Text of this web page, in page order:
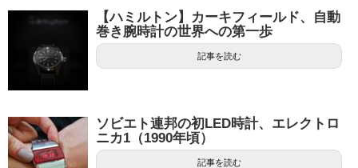
【ハミルトン】カーキフィールド、自動
巻き腕時計の世界への第一歩
記事を読む
ソビエト連邦の初LED時計、エレクトロ
ニカ1（1990年頃）
記事を読む